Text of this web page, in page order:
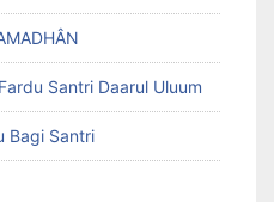
Santri Daarul Uluum
Bagi Santri